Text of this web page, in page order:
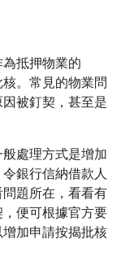
抵押物業的
。常見的物業問
被釘契，甚至是
處理方式是增加
銀行信納借款人
題所在，看看有
便可根據官方要
加申請按揭批核